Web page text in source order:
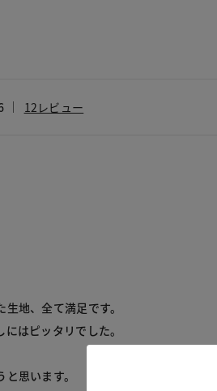
12レビュー
地、全て満足です。
はピッタリでした。
思います。